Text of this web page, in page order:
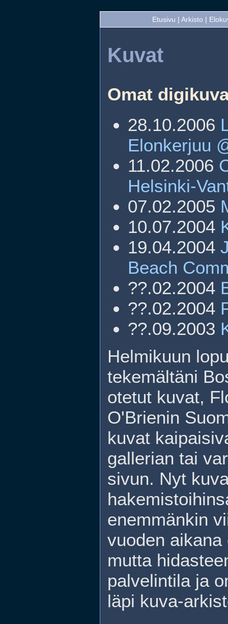
Etusivu | Arkisto |
Kuvat
Omat
28.10.2006
Elonkerjuu
11.02.2006
Helsinki-
07.02.2005
10.07.2004
19.04.2004
Beach
??.02.2004
??.02.2004
??.09.2003
Helmikuun
tekemältäni
otetut kuvat,
O'Brienin
kuvat
gallerian tai
sivun. Nyt
enemmänkin
vuoden
mutta
palvelintila ja
läpi kuva-